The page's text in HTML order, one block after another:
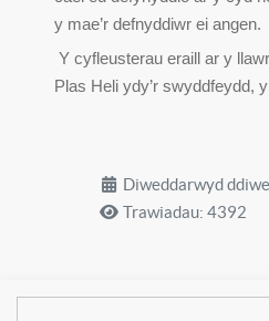
y mae’r defnyddiwr ei angen.
Y cyfleusterau eraill ar y
Plas Heli ydy’r swyddfeydd,
Diweddarwyd
Trawiadau: 4392